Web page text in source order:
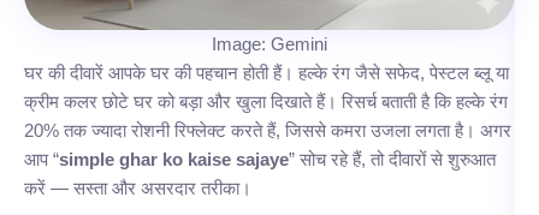
Image: Gemini
घर की दीवारें आपके घर की पहचान होती हैं। हल्के रंग जैसे सफेद, पेस्टल ब्लू या
क्रीम कलर छोटे घर को बड़ा और खुला दिखाते हैं। रिसर्च बताती है कि हल्के रंग
20% तक ज्यादा रोशनी रिफ्लेक्ट करते हैं, जिससे कमरा उजला लगता है। अगर
आप “simple ghar ko kaise sajaye” सोच रहे हैं, तो दीवारों से शुरुआत
करें — सस्ता और असरदार तरीका।